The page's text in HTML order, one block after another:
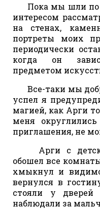
Пока мы шли по
интересом
на стенах,
портреты моих
периодически
когда он
предметом
Все-таки мы
успел я
магией, как Арги
меня
приглашения, не
Арги с
обошел все
хмыкнул и
вернулся в
стояли у
наблюдали за